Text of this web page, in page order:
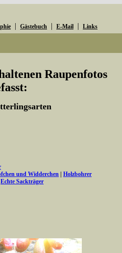
| Gästebuch | E-Mail | Links
Raupenfotos
und Widderchen
Holzbohrer
Echte Sackträger